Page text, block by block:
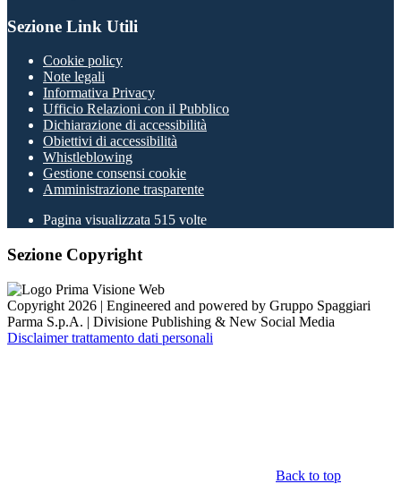
Sezione Link Utili
Cookie policy
Note legali
Informativa Privacy
Ufficio Relazioni con il Pubblico
Dichiarazione di accessibilità
Obiettivi di accessibilità
Whistleblowing
Gestione consensi cookie
Amministrazione trasparente
Pagina visualizzata 515 volte
Sezione Copyright
Copyright 2026 | Engineered and powered by Gruppo Spaggiari
Parma S.p.A. | Divisione Publishing & New Social Media
Disclaimer trattamento dati personali
Back to top